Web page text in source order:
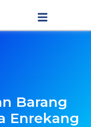
Barang
Enrekang